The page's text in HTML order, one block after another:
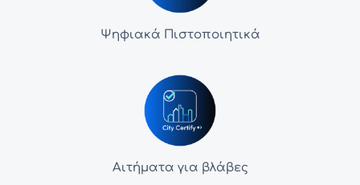
Ψηφιακά Πιστοποιητικά
Αιτήματα για βλάβες